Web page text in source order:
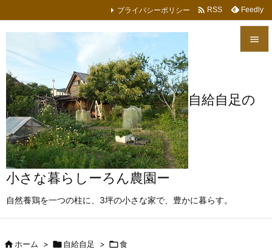
自給自足の
小さな暮らしーろん農園ー
自然養鶏を一つの柱に、3坪の小さな家で、豊かに暮らす。


サイド
プライバシーポリシー  RSS Feedly
ホーム > 自給自足 > 食